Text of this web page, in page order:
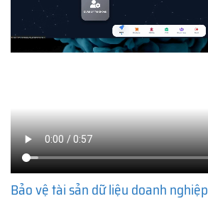
Bảo vệ tài sản dữ liệu doanh nghiệp